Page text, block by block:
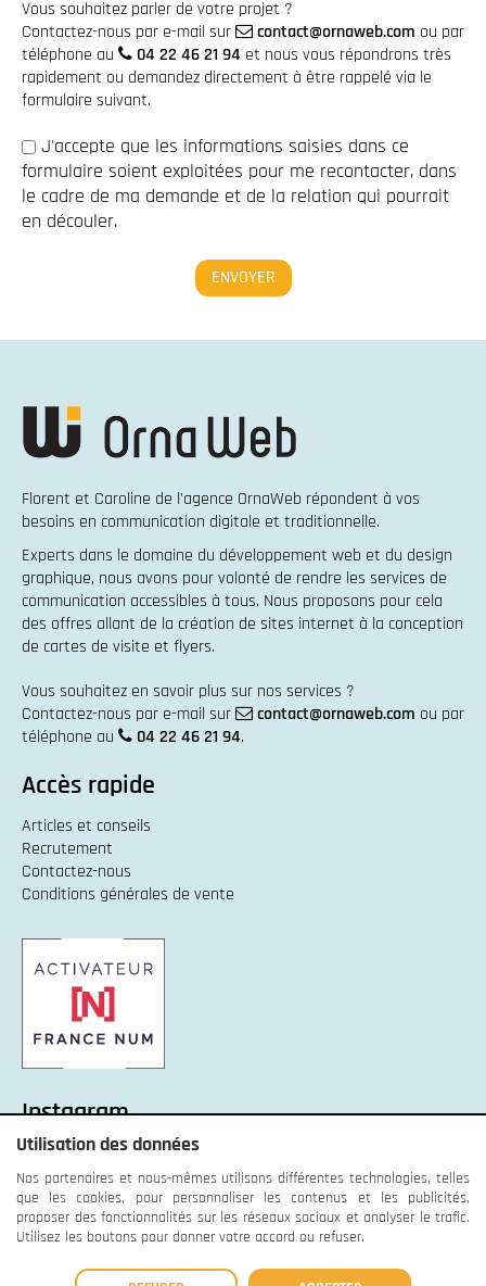
Vous souhaitez parler de votre projet ?
Contactez-nous par e-mail sur
contact@ornaweb.com ou par
téléphone au
04 22 46 21 94 et nous vous répondrons très
rapidement ou demandez directement à être rappelé via le
formulaire suivant.
J'accepte que les informations saisies dans ce
formulaire soient exploitées pour me recontacter, dans
le cadre de ma demande et de la relation qui pourrait
en découler.
Florent et Caroline de l'agence OrnaWeb répondent à vos
besoins en communication digitale et traditionnelle.
Experts dans le domaine du développement web et du design
graphique, nous avons pour volonté de rendre les services de
communication accessibles à tous. Nous proposons pour cela
des offres allant de la création de sites internet à la conception
de cartes de visite et flyers.
Vous souhaitez en savoir plus sur nos services ?
Contactez-nous par e-mail sur
contact@ornaweb.com ou par
téléphone au
04 22 46 21 94.
Accès rapide
Articles et conseils
Recrutement
Contactez-nous
Conditions générales de vente
Instagram
Utilisation des données
Nos partenaires et nous-mêmes utilisons différentes technologies, telles
que les cookies, pour personnaliser les contenus et les publicités,
proposer des fonctionnalités sur les réseaux sociaux et analyser le trafic.
Utilisez les boutons pour donner votre accord ou refuser.